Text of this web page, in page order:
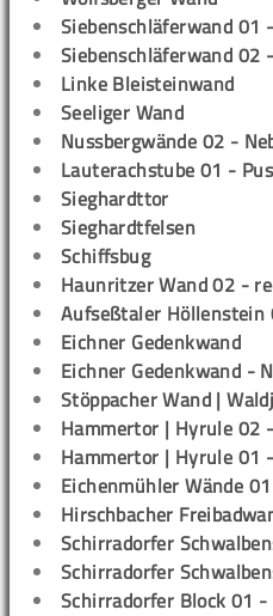
Siebenschläferwand 01
Siebenschläferwand 02
Linke Bleisteinwand
Seeliger Wand
Nussbergwände 02 -
Lauterachstube 01 -
Sieghardttor
Sieghardtfelsen
Schiffsbug
Haunritzer Wand 02 -
Aufseßtaler
Eichner Gedenkwand
Eichner Gedenkwand -
Stöppacher Wand |
Hammertor | Hyrule 02
Hammertor | Hyrule 01
Eichenmühler Wände
Hirschbacher
Schirradorfer
Schirradorfer
Schirradorfer Block 01